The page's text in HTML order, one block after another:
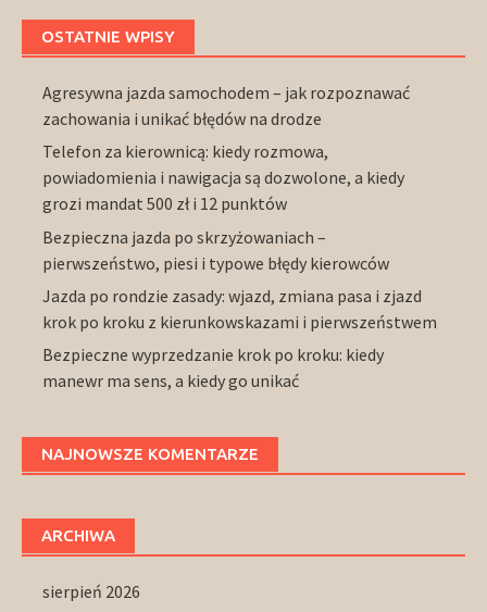
OSTATNIE WPISY
Agresywna jazda samochodem – jak rozpoznawać
zachowania i unikać błędów na drodze
Telefon za kierownicą: kiedy rozmowa,
powiadomienia i nawigacja są dozwolone, a kiedy
grozi mandat 500 zł i 12 punktów
Bezpieczna jazda po skrzyżowaniach –
pierwszeństwo, piesi i typowe błędy kierowców
Jazda po rondzie zasady: wjazd, zmiana pasa i zjazd
krok po kroku z kierunkowskazami i pierwszeństwem
Bezpieczne wyprzedzanie krok po kroku: kiedy
manewr ma sens, a kiedy go unikać
NAJNOWSZE KOMENTARZE
ARCHIWA
sierpień 2026